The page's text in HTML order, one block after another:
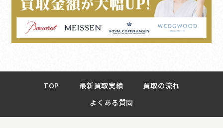
TOP 最新買取実績
買取の流れ
よくある質問